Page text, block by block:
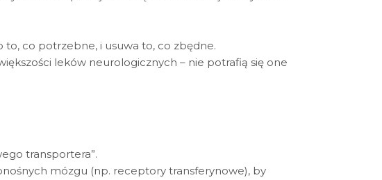
to, co potrzebne, i usuwa to, co zbędne.
leków neurologicznych – nie potrafią się one
transportera”.
mózgu (np. receptory transferynowe), by